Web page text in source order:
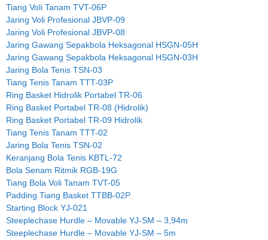
Tiang Voli Tanam TVT-06P
Jaring Voli Profesional JBVP-09
Jaring Voli Profesional JBVP-08
Jaring Gawang Sepakbola Heksagonal HSGN-05H
Jaring Gawang Sepakbola Heksagonal HSGN-03H
Jaring Bola Tenis TSN-03
Tiang Tenis Tanam TTT-03P
Ring Basket Hidrolik Portabel TR-06
Ring Basket Portabel TR-08 (Hidrolik)
Ring Basket Portabel TR-09 Hidrolik
Tiang Tenis Tanam TTT-02
Jaring Bola Tenis TSN-02
Keranjang Bola Tenis KBTL-72
Bola Senam Ritmik RGB-19G
Tiang Bola Voli Tanam TVT-05
Padding Tiang Basket TTBB-02P
Starting Block YJ-021
Steeplechase Hurdle – Movable YJ-SM – 3,94m
Steeplechase Hurdle – Movable YJ-SM – 5m